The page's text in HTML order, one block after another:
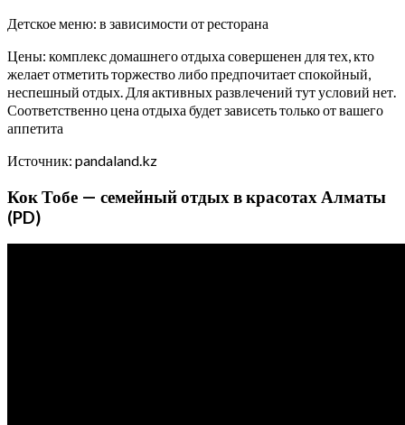
Детское меню: в зависимости от ресторана
Цены: комплекс домашнего отдыха совершенен для тех, кто
желает отметить торжество либо предпочитает спокойный,
неспешный отдых. Для активных развлечений тут условий нет.
Соответственно цена отдыха будет зависеть только от вашего
аппетита
Источник: pandaland.kz
Кок Тобе — семейный отдых в красотах Алматы
(PD)